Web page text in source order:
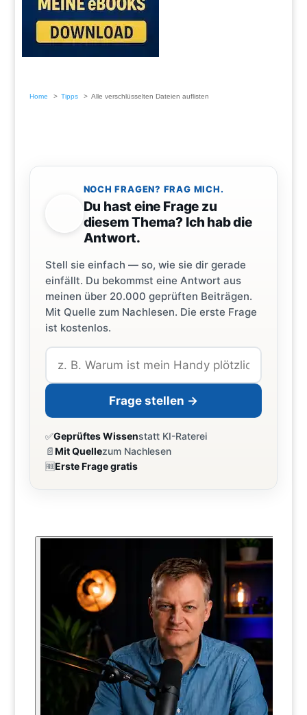
Home Tipps Alle verschlüsselten Dateien auflisten
NOCH FRAGEN? FRAG MICH.
Du hast eine Frage zu
diesem Thema? Ich hab die
Antwort.
Stell sie einfach — so, wie sie dir gerade
einfällt. Du bekommst eine Antwort aus
meinen über 20.000 geprüften Beiträgen.
Mit Quelle zum Nachlesen. Die erste Frage
ist kostenlos.
Frage stellen →
✅Geprüftes Wissenstatt KI-Raterei
📄Mit Quellezum Nachlesen
🆓Erste Frage gratis